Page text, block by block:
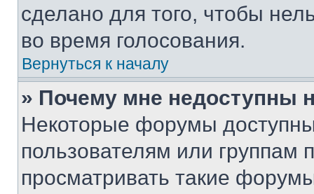
сделано для того, чтобы
во время голосования.
Вернуться к началу
» Почему мне недоступны
Некоторые форумы
пользователям или группам
просматривать такие